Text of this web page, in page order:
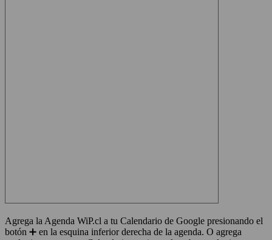
Agrega la Agenda WiP.cl a tu Calendario de Google presionando el
botón ➕ en la esquina inferior derecha de la agenda. O agrega